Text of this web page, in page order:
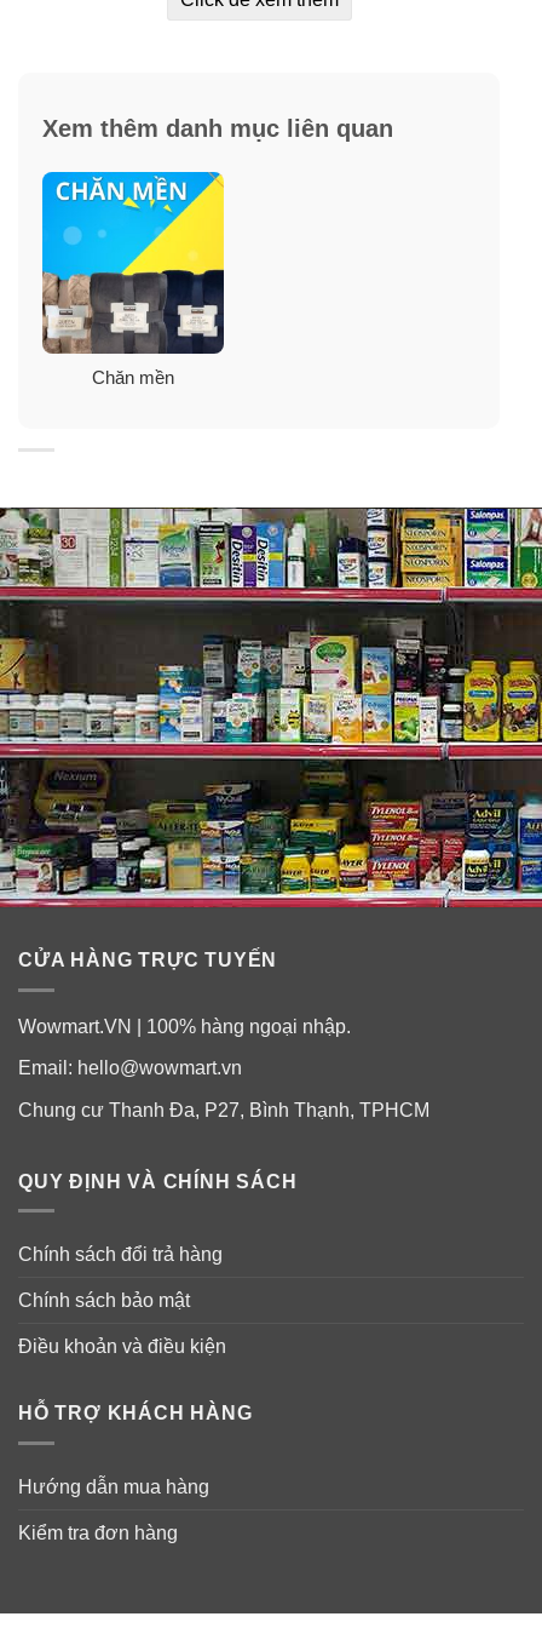
Xem thêm danh mục liên quan
Chăn mền
CỬA HÀNG TRỰC TUYẾN
Wowmart.VN | 100% hàng ngoại nhập.
Email: hello@wowmart.vn
Chung cư Thanh Đa, P27, Bình Thạnh, TPHCM
QUY ĐỊNH VÀ CHÍNH SÁCH
Chính sách đổi trả hàng
Chính sách bảo mật
Điều khoản và điều kiện
HỖ TRỢ KHÁCH HÀNG
Hướng dẫn mua hàng
Kiểm tra đơn hàng